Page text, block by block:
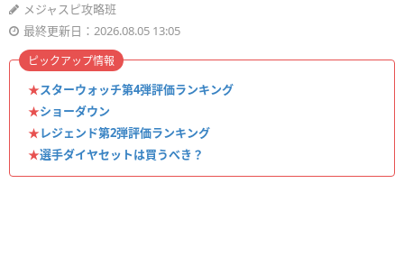
メジャスピ攻略班
最終更新日：2026.08.05 13:05
★スターウォッチ第4弾評価ランキング
★ショーダウン
★レジェンド第2弾評価ランキング
★選手ダイヤセットは買うべき？
ピックアップ情報